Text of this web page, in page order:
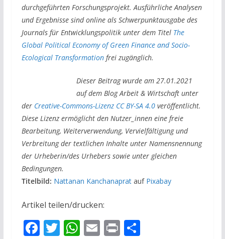
durchgeführten Forschungsprojekt. Ausführliche Analysen
und Ergebnisse sind online als Schwerpunktausgabe des
Journals für Entwicklungspolitik unter dem Titel The
Global Political Economy of Green Finance and Socio-
Ecological Transformationfrei zugänglich.
Dieser Beitrag wurde am 27.01.2021
auf dem Blog Arbeit & Wirtschaft unter
der Creative-Commons-Lizenz CC BY-SA 4.0veröffentlicht.
Diese Lizenz ermöglicht den Nutzer_innen eine freie
Bearbeitung, Weiterverwendung, Vervielfältigung und
Verbreitung der textlichen Inhalte unter Namensnennung
der Urheberin/des Urhebers sowie unter gleichen
Bedingungen.
Titelbild: Nattanan Kanchanapratauf Pixabay
Artikel teilen/drucken:
F T W E PrT